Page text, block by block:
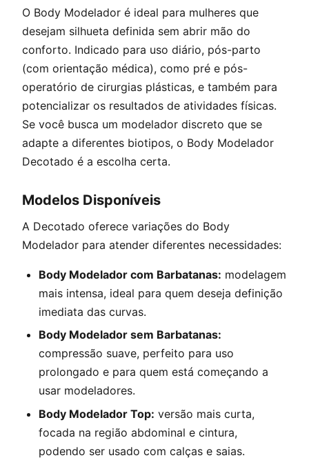
O Body Modelador é ideal para mulheres que
desejam silhueta definida sem abrir mão do
conforto. Indicado para uso diário, pós-parto
(com orientação médica), como pré e pós-
operatório de cirurgias plásticas, e também para
potencializar os resultados de atividades físicas.
Se você busca um modelador discreto que se
adapte a diferentes biotipos, o Body Modelador
Decotado é a escolha certa.
Modelos Disponíveis
A Decotado oferece variações do Body
Modelador para atender diferentes necessidades:
Body Modelador com Barbatanas: modelagem
mais intensa, ideal para quem deseja definição
imediata das curvas.
Body Modelador sem Barbatanas:
compressão suave, perfeito para uso
prolongado e para quem está começando a
usar modeladores.
Body Modelador Top: versão mais curta,
focada na região abdominal e cintura,
podendo ser usado com calças e saias.